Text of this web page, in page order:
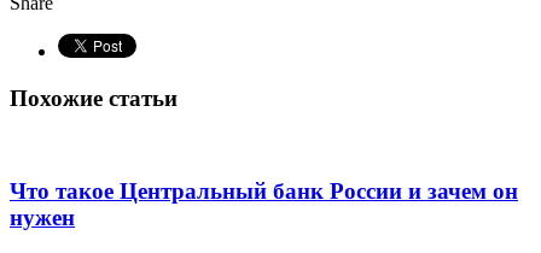
Похожие статьи
Что такое Центральный банк России и зачем он
нужен